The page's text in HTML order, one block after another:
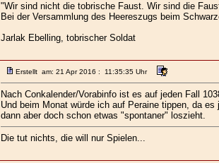
"Wir sind nicht die tobrische Faust. Wir sind die
Bei der Versammlung des Heereszugs beim
Jarlak Ebelling, tobrischer Soldat
Erstellt am: 21 Apr 2016 : 11:35:35 Uhr
Nach Conkalender/Vorabinfo ist es auf jeden Fall
Und beim Monat würde ich auf Peraine tippen, da
dann aber doch schon etwas "spontaner" loszieht.
Die tut nichts, die will nur Spielen...